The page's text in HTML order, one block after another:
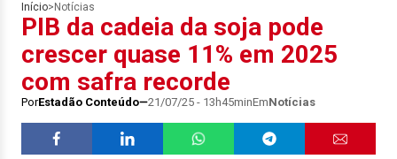
Início> Notícias
PIB da cadeia da soja pode
crescer quase 11% em 2025
com safra recorde
PorEstadão Conteúdo 21/07/25 - 13h45minEmNotícias